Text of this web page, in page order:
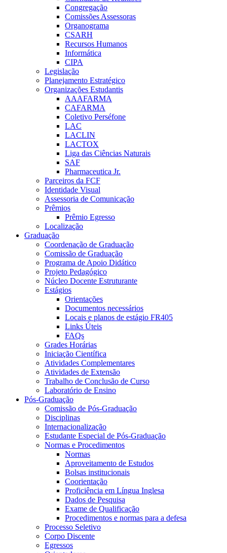
Congregação
Comissões Assessoras
Organograma
CSARH
Recursos Humanos
Informática
CIPA
Legislação
Planejamento Estratégico
Organizações Estudantis
AAAFARMA
CAFARMA
Coletivo Perséfone
LAC
LACLIN
LACTOX
Liga das Ciências Naturais
SAF
Pharmaceutica Jr.
Parceiros da FCF
Identidade Visual
Assessoria de Comunicação
Prêmios
Prêmio Egresso
Localização
Graduação
Coordenação de Graduação
Comissão de Graduação
Programa de Apoio Didático
Projeto Pedagógico
Núcleo Docente Estruturante
Estágios
Orientações
Documentos necessários
Locais e planos de estágio FR405
Links Úteis
FAQs
Grades Horárias
Iniciação Científica
Atividades Complementares
Atividades de Extensão
Trabalho de Conclusão de Curso
Laboratório de Ensino
Pós-Graduação
Comissão de Pós-Graduação
Disciplinas
Internacionalização
Estudante Especial de Pós-Graduação
Normas e Procedimentos
Normas
Aproveitamento de Estudos
Bolsas institucionais
Coorientação
Proficiência em Língua Inglesa
Dados de Pesquisa
Exame de Qualificação
Procedimentos e normas para a defesa
Processo Seletivo
Corpo Discente
Egressos